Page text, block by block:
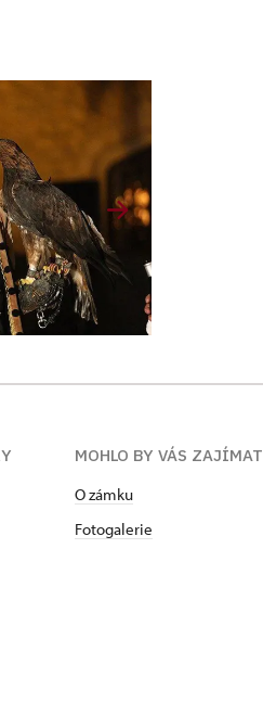
MOHLO BY VÁS ZAJÍMAT
O zámku
Fotogalerie